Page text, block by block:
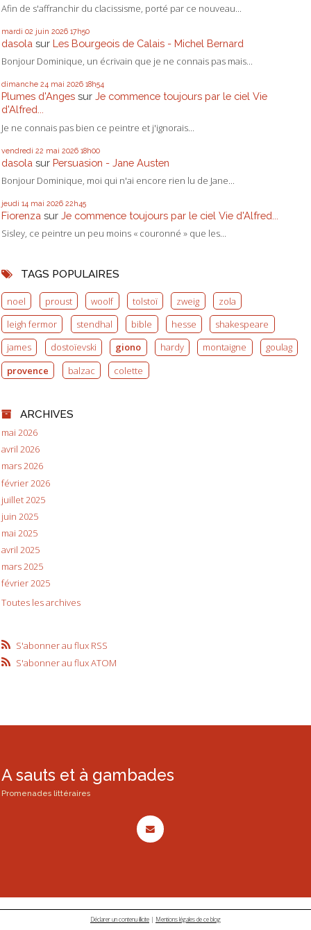
Afin de s'affranchir du clacissisme, porté par ce nouveau...
mardi 02 juin 2026 17h50
dasola sur Les Bourgeois de Calais - Michel Bernard
Bonjour Dominique, un écrivain que je ne connais pas mais...
dimanche 24 mai 2026 18h54
Plumes d'Anges sur Je commence toujours par le ciel Vie
d'Alfred...
Je ne connais pas bien ce peintre et j'ignorais...
vendredi 22 mai 2026 18h00
dasola sur Persuasion - Jane Austen
Bonjour Dominique, moi qui n'ai encore rien lu de Jane...
jeudi 14 mai 2026 22h45
Fiorenza sur Je commence toujours par le ciel Vie d'Alfred...
Sisley, ce peintre un peu moins « couronné » que les...
TAGS POPULAIRES
noel proust woolf tolstoï zweig
zola
leigh fermor
stendhal bible hesse
shakespeare
james
dostoïevski giono hardy montaigne
goulag
provence
balzac colette
ARCHIVES
mai 2026
avril 2026
mars 2026
février 2026
juillet 2025
juin 2025
mai 2025
avril 2025
mars 2025
février 2025
Toutes les archives
S'abonner au flux RSS
S'abonner au flux ATOM
A sauts et à gambades
Promenades littéraires
Déclarer un contenu illicite | Mentions légales de ce blog